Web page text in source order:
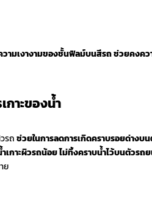
วามเงางามของชั้นฟิลม์บนสีรถ ช่วยคงคว
าะของน้ำ
รถช่วยในการลดการเกิดคราบรอยด่างบ
ำเกาะผิวรถน้อย ไม่ทิ้งคราบน้ำไว้บนตัวร
ย